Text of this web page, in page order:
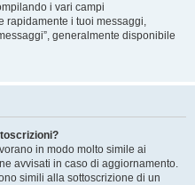
i vari campi
rapidamente i tuoi messaggi,
generalmente disponibile
in modo molto simile ai
avvisati in caso di aggiornamento.
simili alla sottoscrizione di un